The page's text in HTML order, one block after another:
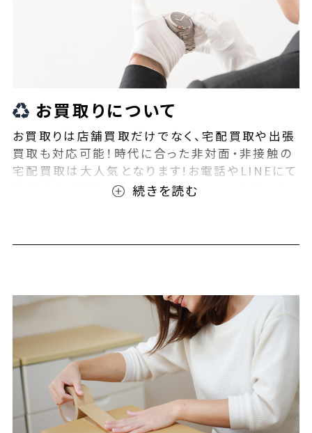
お買取りについて
お買取りは店舗買取だけでなく、宅配買取や出張
買取も対応可能！時代に合った非対面・非接触の
宅配買取は大人気となります!お電話やLINEにて
事前査定が可能となっております！また無料の宅